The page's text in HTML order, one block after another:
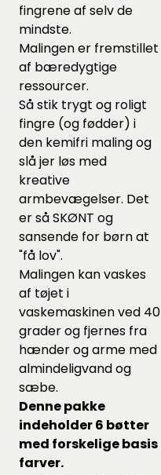
fingrene af selv de
mindste.
Malingen er fremstillet
af bæredygtige
ressourcer.
Så stik trygt og roligt
fingre (og fødder) i
den kemifri maling og
slå jer løs med
kreative
armbevægelser. Det
er så SKØNT og
sansende for børn at
"få lov".
Malingen kan vaskes
af tøjet i
vaskemaskinen ved 40
grader og fjernes fra
hænder og arme med
almindeligvand og
sæbe.
Denne pakke
indeholder 6 bøtter
med forskelige basis
farver.